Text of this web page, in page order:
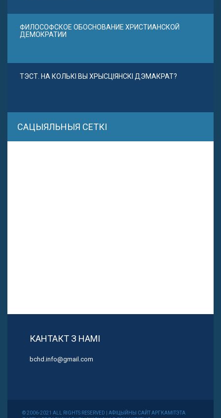
ФИЛОСОФСКОЕ ОБОСНОВАНИЕ ХРИСТИАНСКОЙ
ДЕМОКРАТИИ
ТЭСТ. НА КОЛЬКІ ВЫ ХРЫСЦІЯНСКІ ДЭМАКРАТ?
САЦЫЯЛЬНЫЯ СЕТКІ
КАНТАКТ З НАМІ
bchd.info@gmail.com
© 2006-2021 ALL RIGHTS RESERVED | АФІЦЫЙНЫ САЙТ АРГКАМІТЭТА